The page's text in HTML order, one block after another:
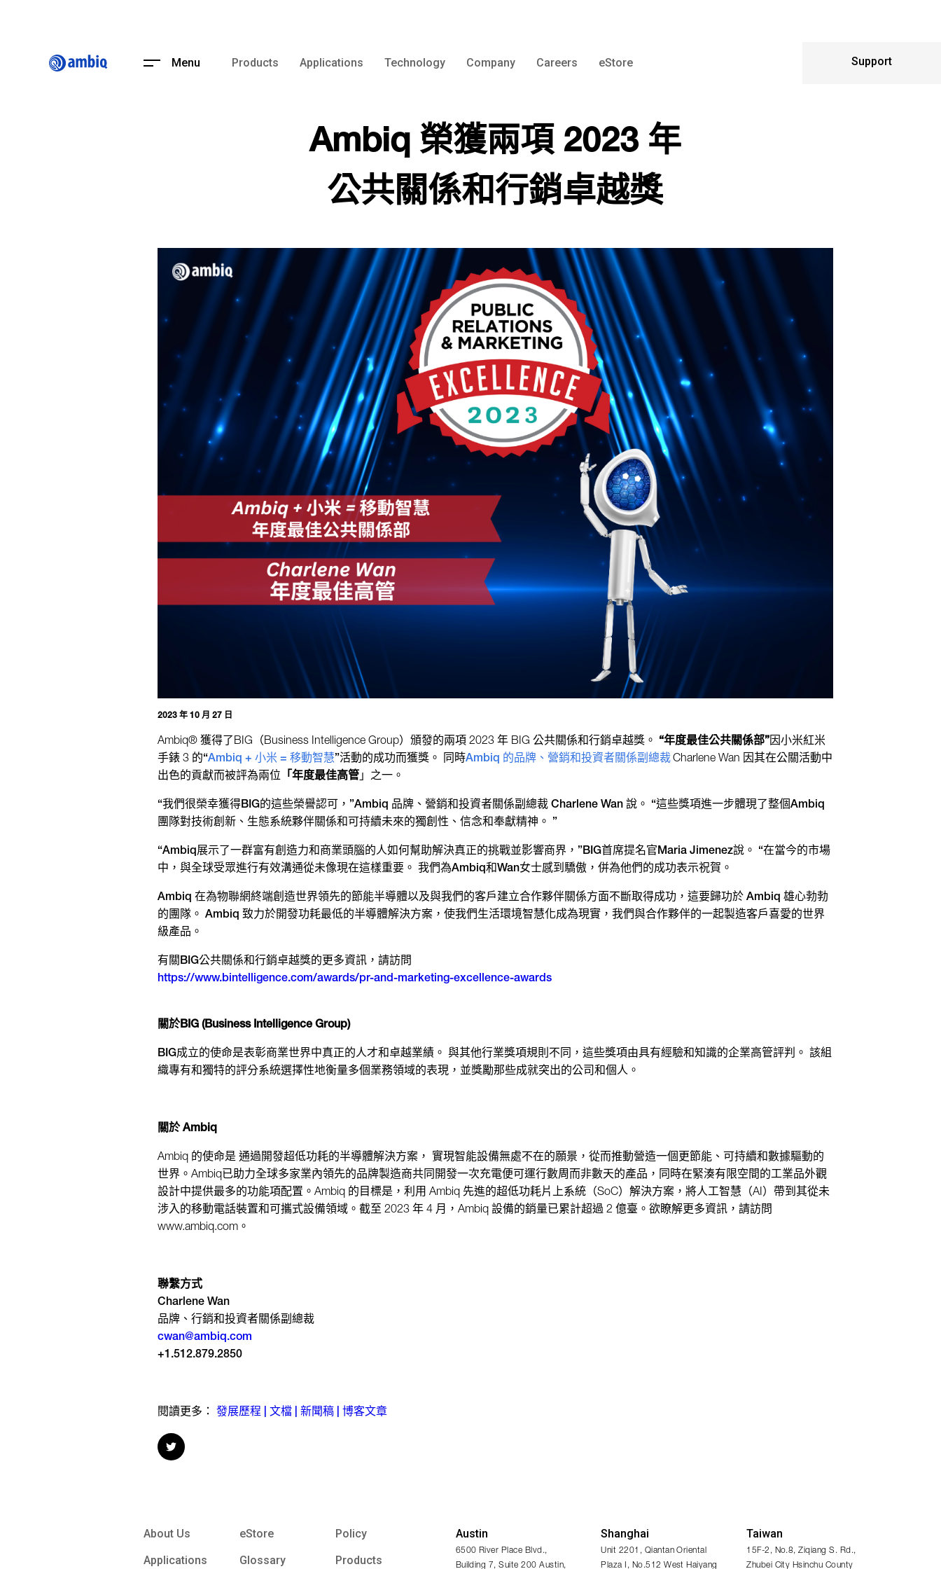
Menu Products
Apollo3
Apollo2 Thin
Apollo2
Apollo
Artasie AM1815
Artasie AM1805
Artasie AM0815
Artasie AM0805
Applications Technology Company Careers eStore Support
Ambiq 榮獲兩項 2023 年
公共關係和行銷卓越獎
2023 年 10 月 27 日
Ambiq® 獲得了BIG（Business Intelligence Group）頒發的兩項 2023 年 BIG 公共關係和行銷卓越獎。 “年度最佳公共關係部”因小米紅米
手錶 3 的“Ambiq + 小米 = 移動智慧”活動的成功而獲獎。 同時Ambiq 的品牌、營銷和投資者關係副總裁Charlene Wan 因其在公關活動中
出色的貢獻而被評為兩位「年度最佳高管」之一。
“我們很榮幸獲得BIG的這些榮譽認可，”Ambiq 品牌、營銷和投資者關係副總裁 Charlene Wan 說。 “這些獎項進一步體現了整個Ambiq
團隊對技術創新、生態系統夥伴關係和可持續未來的獨創性、信念和奉獻精神。 ”
“Ambiq展示了一群富有創造力和商業頭腦的人如何幫助解決真正的挑戰並影響商界，”BIG首席提名官Maria Jimenez說。 “在當今的市場
中，與全球受眾進行有效溝通從未像現在這樣重要。 我們為Ambiq和Wan女士感到驕傲，併為他們的成功表示祝賀。
Ambiq 在為物聯網終端創造世界領先的節能半導體以及與我們的客戶建立合作夥伴關係方面不斷取得成功，這要歸功於 Ambiq 雄心勃勃
的團隊。 Ambiq 致力於開發功耗最低的半導體解決方案，使我們生活環境智慧化成為現實，我們與合作夥伴的一起製造客戶喜愛的世界
級產品。
有關BIG公共關係和行銷卓越獎的更多資訊，請訪問
https://www.bintelligence.com/awards/pr-and-marketing-excellence-awards
關於BIG (Business Intelligence Group)
BIG成立的使命是表彰商業世界中真正的人才和卓越業績。 與其他行業獎項規則不同，這些獎項由具有經驗和知識的企業高管評判。 該組
織專有和獨特的評分系統選擇性地衡量多個業務領域的表現，並獎勵那些成就突出的公司和個人。
關於Ambiq
Ambiq 的使命是 通過開發超低功耗的半導體解決方案， 實現智能設備無處不在的願景，從而推動營造一個更節能、可持續和數據驅動的
世界。Ambiq已助力全球多家業內領先的品牌製造商共同開發一次充電便可運行數周而非數天的產品，同時在緊湊有限空間的工業品外觀
設計中提供最多的功能項配置。Ambiq 的目標是，利用 Ambiq 先進的超低功耗片上系統（SoC）解決方案，將人工智慧（AI）帶到其從未
涉入的移動電話裝置和可攜式設備領域。截至 2023 年 4 月，Ambiq 設備的銷量已累計超過 2 億臺。欲瞭解更多資訊，請訪問
www.ambiq.com。
聯繫方式
Charlene Wan
品牌、行銷和投資者關係副總裁
cwan@ambiq.com
+1.512.879.2850
閱讀更多： 發展歷程 | 文檔 | 新聞稿 | 博客文章
About Us
Applications
eStore
Glossary
Policy
Products
Austin
6500 River Place Blvd.,
Building 7, Suite 200 Austin,
Shanghai
Unit 2201, Qiantan Oriental
Plaza I, No.512 West Haiyang
Taiwan
15F-2, No.8, Ziqiang S. Rd.,
Zhubei City Hsinchu County